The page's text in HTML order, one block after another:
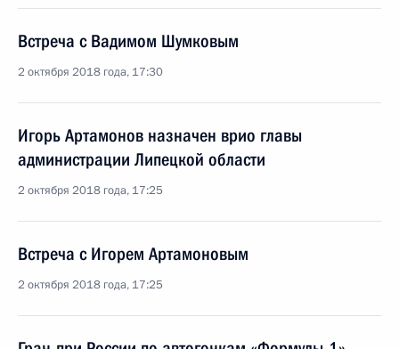
Встреча с Вадимом Шумковым
2 октября 2018 года, 17:30
Игорь Артамонов назначен врио главы
администрации Липецкой области
2 октября 2018 года, 17:25
Встреча с Игорем Артамоновым
2 октября 2018 года, 17:25